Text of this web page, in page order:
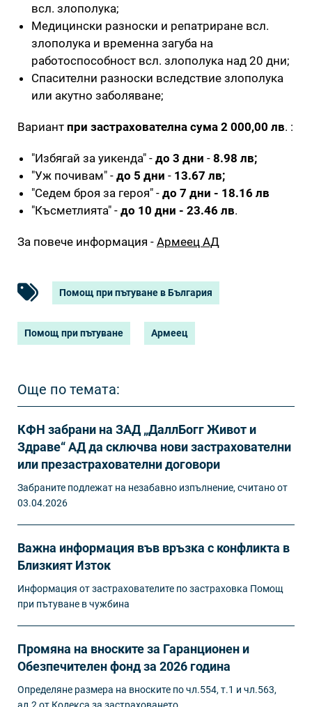
всл. злополука;
Медицински разноски и репатриране всл.
злополука и временна загуба на
работоспособност всл. злополука над 20 дни;
Спасителни разноски вследствие злополука
или акутно заболяване;
Вариант при застрахователна сума 2 000,00 лв. :
"Избягай за уикенда" - до 3 дни - 8.98 лв;
"Уж почивам" - до 5 дни - 13.67 лв;
"Седем броя за героя" - до 7 дни - 18.16 лв
"Късметлията" - до 10 дни - 23.46 лв.
За повече информация - Армеец АД
Помощ при пътуване в България
Помощ при пътуване Армеец
Още по темата:
КФН забрани на ЗАД „ДаллБогг Живот и
Здраве“ АД да сключва нови застрахователни
или презастрахователни договори
Забраните подлежат на незабавно изпълнение, считано от
03.04.2026
Важна информация във връзка с конфликта в
Близкият Изток
Информация от застрахователите по застраховка Помощ
при пътуване в чужбина
Промяна на вноските за Гаранционен и
Обезпечителен фонд за 2026 година
Определяне размера на вноските по чл.554, т.1 и чл.563,
ал.2 от Кодекса за застраховането